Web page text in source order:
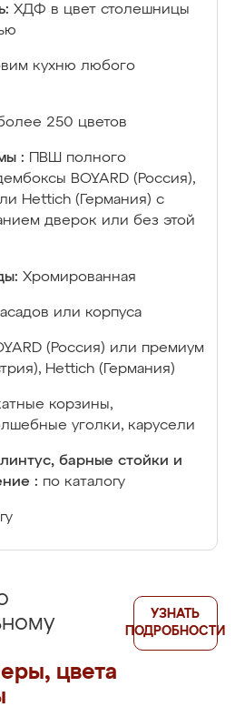
ХДФ в цвет столешницы
кухню любого
250 цветов
:
ПВШ полного
BOYARD (Россия),
Hettich (Германия) с
дверок или без этой
Хромированная
или корпуса
(Россия) или премиум
Hettich (Германия)
корзины,
уголки, карусели
барные стойки и
: по каталогу
цвета
УЗНАТЬ
ПОДРОБНОСТИ